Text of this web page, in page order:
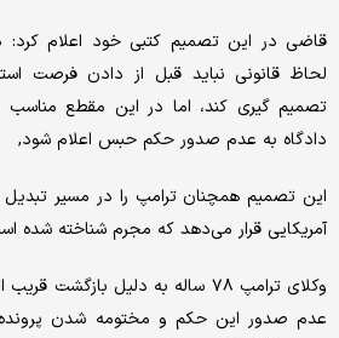
قاضی در این تصمیم کتبی خود اعلام کرد:
لحاظ قانونی نباید قبل از دادن فرصت
تصمیم گیری کند، اما در این مقطع
دادگاه به عدم صدور حکم حبس اعلام شود,
این تصمیم همچنان ترامپ را در مسیر
آمریکایی قرار می‌دهد که مجرم شناخته شده
وکلای ترامپ ۷۸ ساله به دلیل
عدم صدور این حکم و مختومه شدن